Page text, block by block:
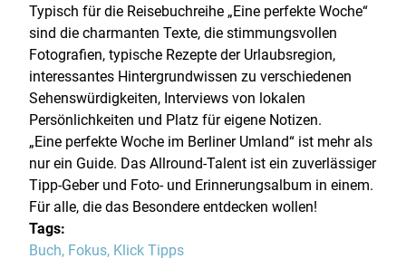
Typisch für die Reisebuchreihe „Eine perfekte Woche“
sind die charmanten Texte, die stimmungsvollen
Fotografien, typische Rezepte der Urlaubsregion,
interessantes Hintergrundwissen zu verschiedenen
Sehenswürdigkeiten, Interviews von lokalen
Persönlichkeiten und Platz für eigene Notizen.
„Eine perfekte Woche im Berliner Umland“ ist mehr als
nur ein Guide. Das Allround-Talent ist ein zuverlässiger
Tipp-Geber und Foto- und Erinnerungsalbum in einem.
Für alle, die das Besondere entdecken wollen!
Tags:
Buch, Fokus, Klick Tipps